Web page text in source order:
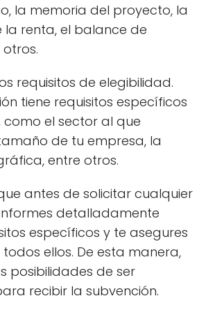
la memoria del proyecto, la
renta, el balance de
requisitos de elegibilidad.
tiene requisitos específicos
el sector al que
de tu empresa, la
entre otros.
antes de solicitar cualquier
detalladamente
específicos y te asegures
ellos. De esta manera,
posibilidades de ser
recibir la subvención.